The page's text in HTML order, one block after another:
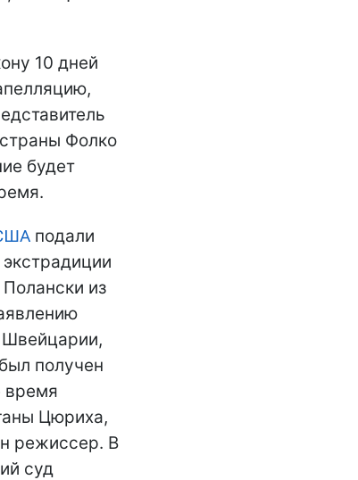
10 дней
Фолко
будет
подали
из
получен
время
Цюриха,
режиссер. В
суд